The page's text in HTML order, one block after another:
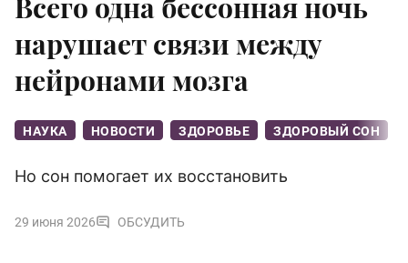
Всего одна бессонная ночь
нарушает связи между
нейронами мозга
НАУКА НОВОСТИ ЗДОРОВЬЕ ЗДОРОВЫЙ СОН
Но сон помогает их восстановить
29 июня 2026 ОБСУДИТЬ